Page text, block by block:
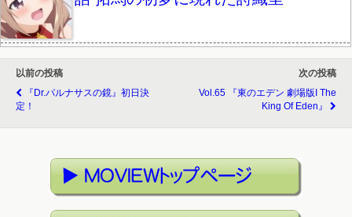
以前の投稿
『Dr.パルナサスの鏡』初日決
定！
次の投稿
Vol.65 『東のエデン 劇場版I The
King Of Eden』